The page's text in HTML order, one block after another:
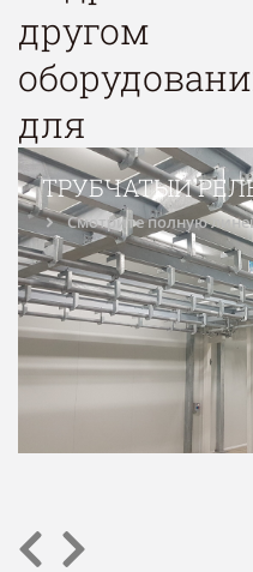
другом
для
ТРУБЧАТЫЙ
Смотрите полную